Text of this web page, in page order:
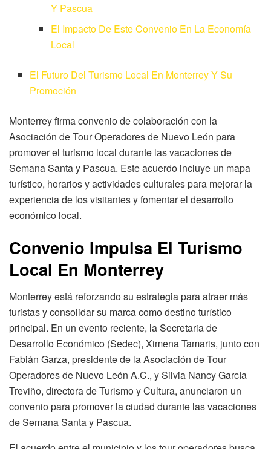
Y Pascua
El Impacto De Este Convenio En La Economía
Local
El Futuro Del Turismo Local En Monterrey Y Su
Promoción
Monterrey firma convenio de colaboración con la
Asociación de Tour Operadores de Nuevo León para
promover el turismo local durante las vacaciones de
Semana Santa y Pascua. Este acuerdo incluye un mapa
turístico, horarios y actividades culturales para mejorar la
experiencia de los visitantes y fomentar el desarrollo
económico local.
Convenio Impulsa El Turismo
Local En Monterrey
Monterrey está reforzando su estrategia para atraer más
turistas y consolidar su marca como destino turístico
principal. En un evento reciente, la Secretaria de
Desarrollo Económico (Sedec), Ximena Tamaris, junto con
Fabián Garza, presidente de la Asociación de Tour
Operadores de Nuevo León A.C., y Silvia Nancy García
Treviño, directora de Turismo y Cultura, anunciaron un
convenio para promover la ciudad durante las vacaciones
de Semana Santa y Pascua.